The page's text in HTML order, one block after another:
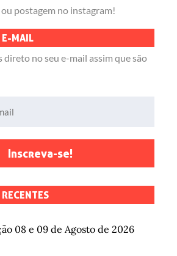
postagem no instagram!
E-MAIL
direto no seu e-mail assim que são
Inscreva-se!
08 e 09 de Agosto de 2026